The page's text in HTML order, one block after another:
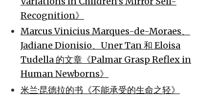
Recognition》
Marcus Vinicius Marques-de-Moraes、
Jadiane Dionisio、Uner Tan 和 Eloisa
Tudella 的文章《Palmar Grasp Reflex in
Human Newborns》
米兰·昆德拉的书《不能承受的生命之轻》